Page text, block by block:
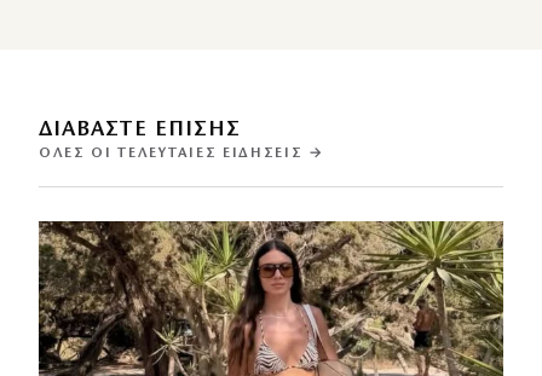
ΔΙΑΒΑΣΤΕ ΕΠΙΣΗΣ
ΌΛΕΣ ΟΙ ΤΕΛΕΥΤΑΊΕΣ ΕΙΔΉΣΕΙΣ →